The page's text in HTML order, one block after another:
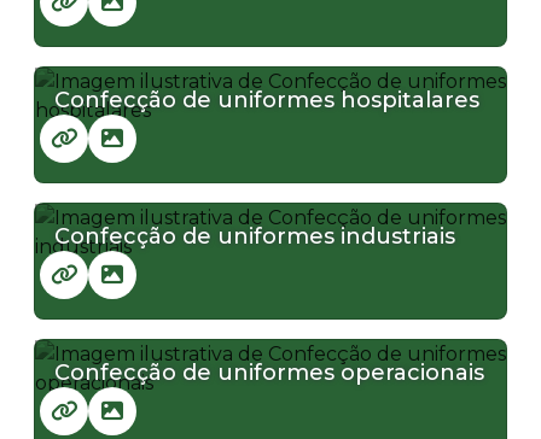
Confecção de uniformes hospitalares
Confecção de uniformes industriais
Confecção de uniformes operacionais